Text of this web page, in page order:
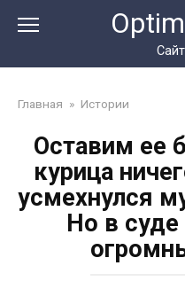
Главная » Истории
Оставим ее
курица
усмехнулся
Но в суде